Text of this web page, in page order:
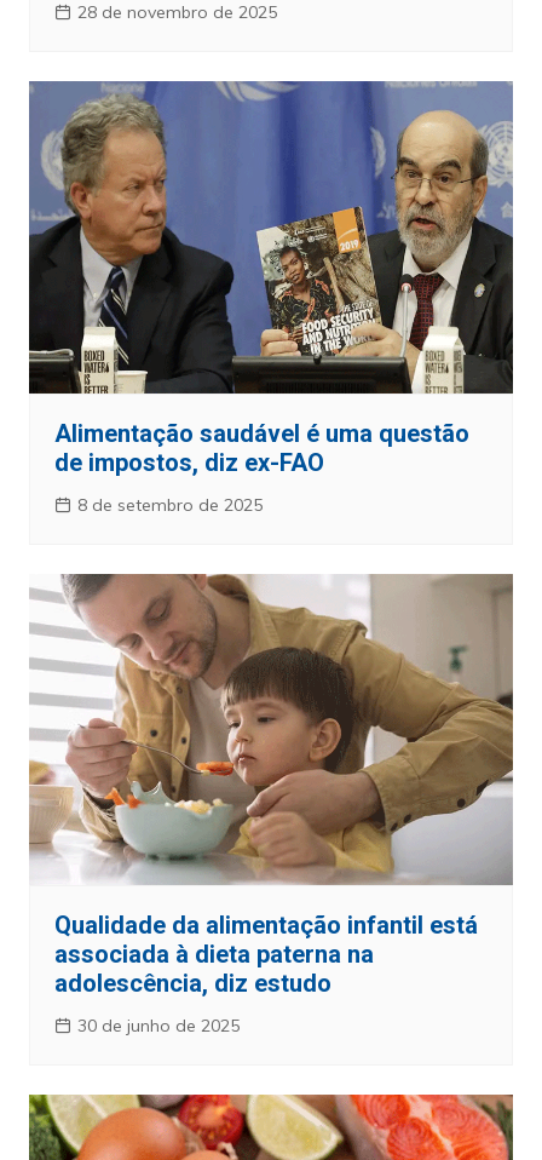
28 de novembro de 2025
Alimentação saudável é uma questão
de impostos, diz ex-FAO
8 de setembro de 2025
Qualidade da alimentação infantil está
associada à dieta paterna na
adolescência, diz estudo
30 de junho de 2025